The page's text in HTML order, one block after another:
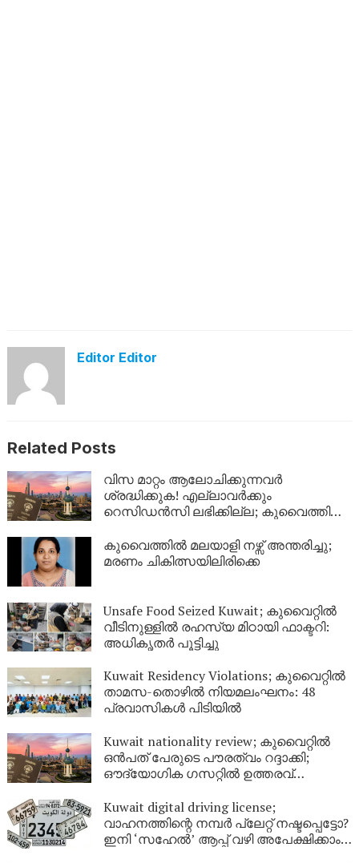
Editor Editor
Related Posts
വിസ മാറ്റം ആലോചിക്കുന്നവർ
ശ്രദ്ധിക്കുക! എല്ലാവർക്കും
റെസിഡൻസി ലഭിക്കില്ല; കുവൈത്തിന്റെ
കുവൈത്തിൽ മലയാളി നഴ്സ് അന്തരിച്ചു;
മരണം ചികിത്സയിലിരിക്കെ
Unsafe Food Seized Kuwait; കുവൈറ്റിൽ
വീടിനുള്ളിൽ രഹസ്യ മിഠായി ഫാക്ടറി:
അധികൃതർ പൂട്ടിച്ചു
Kuwait Residency Violations; കുവൈറ്റിൽ
താമസ-തൊഴിൽ നിയമലംഘനം: 48
പ്രവാസികൾ പിടിയിൽ
Kuwait nationality review; കുവൈറ്റിൽ
ഒൻപത് പേരുടെ പൗരത്വം റദ്ദാക്കി;
ഔദ്യോഗിക ഗസറ്റിൽ ഉത്തരവ്
Kuwait digital driving license;
വാഹനത്തിന്റെ നമ്പര്‍ പ്ലേറ്റ് നഷ്ടപ്പെട്ടോ?
ഇനി ‘സഹേൽ’ ആപ്പ് വഴി അപേക്ഷിക്കാം;